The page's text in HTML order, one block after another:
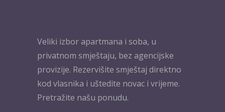
Veliki izbor apartmana i soba, u
privatnom smještaju, bez agencijske
provizije. Rezervišite smještaj direktno
kod vlasnika i uštedite novac i vrijeme.
Pretražite našu ponudu.